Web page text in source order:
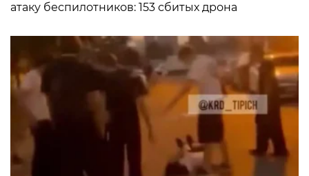
атаку беспилотников: 153 сбитых дрона